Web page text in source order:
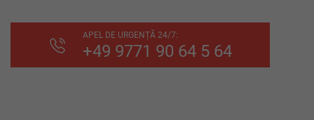
APEL DE URGENȚĂ 24/7:
+49 9771 90 64 5 64